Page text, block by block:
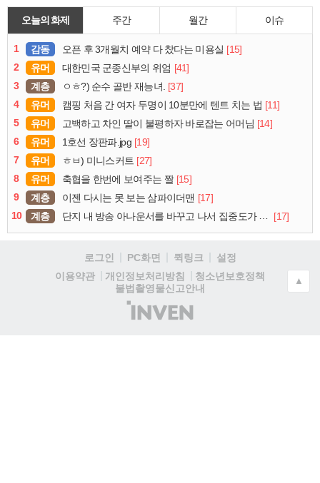
오늘의 화제 주간 월간 이슈
1 감동 오픈 후 3개월치 예약 다 찼다는 미용실 [15]
2
유머 대한민국 군종신부의 위엄 [41]
3
계층 ㅇㅎ?) 순수 골반 재능녀. [37]
4
유머 캠핑 처음 간 여자 두명이 10분만에 텐트 치는 법 [11]
5
유머 고백하고 차인 딸이 불평하자 바로잡는 어머님 [14]
6
유머 1호선 장판파.jpg [19]
7
유머 ㅎㅂ) 미니스커트 [27]
8
유머 축협을 한번에 보여주는 짤 [15]
9
계층 이젠 다시는 못 보는 삼파이더맨 [17]
10
계층 단지 내 방송 아나운서를 바꾸고 나서 집중도가 확 올라갔다는 한 아파트의 안내방송 [17]
로그인 PC화면 퀵링크
설정
이용약관
개인정보처리방침
청소년보호정책
불법촬영물신고안내
(주)
인
▲